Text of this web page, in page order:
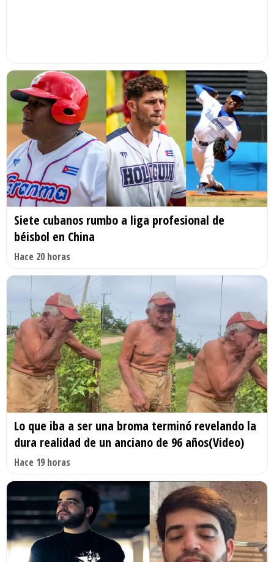
Siete cubanos rumbo a liga profesional de
béisbol en China
Hace 20 horas
Lo que iba a ser una broma terminó revelando la
dura realidad de un anciano de 96 años(Video)
Hace 19 horas